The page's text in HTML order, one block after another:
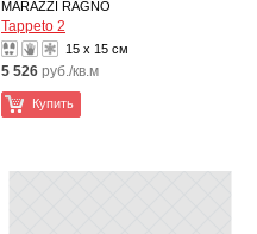
MARAZZI RAGNO
Tappeto 2
15 x 15 см
5 526 руб./кв.м
Купить